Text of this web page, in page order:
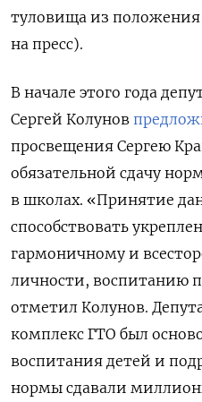
туловища из
на пресс).
В начале этого года
Сергей Колунов
просвещения Сергею
обязательной сдачу
в школах. «Принятие
способствовать
гармоничному и
личности, воспитанию
отметил Колунов.
комплекс ГТО был
воспитания детей и
нормы сдавали